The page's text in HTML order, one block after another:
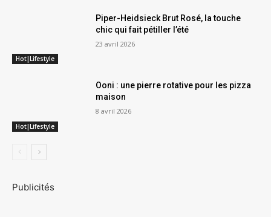
Hot|Lifestyle
Piper-Heidsieck Brut Rosé, la touche
chic qui fait pétiller l’été
23 avril 2026
Hot|Lifestyle
Ooni : une pierre rotative pour les pizza
maison
8 avril 2026
Publicités